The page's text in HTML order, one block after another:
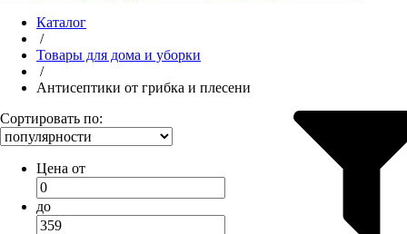
Каталог
/
Товары для дома и уборки
/
Антисептики от грибка и плесени
Сортировать по:
Цена от
до